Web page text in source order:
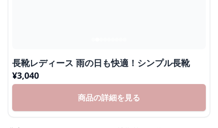
長靴レディース 雨の日も快適！シンプル長靴
¥3,040
商品の詳細を見る